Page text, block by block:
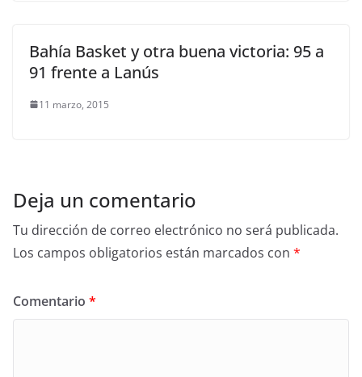
Bahía Basket y otra buena victoria: 95 a
91 frente a Lanús
11 marzo, 2015
Deja un comentario
Tu dirección de correo electrónico no será publicada.
Los campos obligatorios están marcados con *
Comentario *